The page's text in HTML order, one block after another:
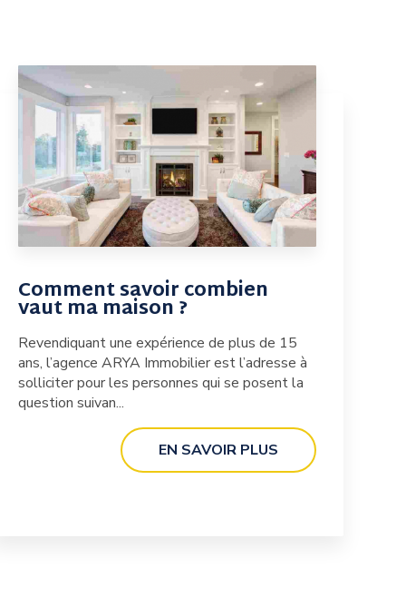
Comment savoir combien
vaut ma maison ?
Revendiquant une expérience de plus de 15
ans, l’agence ARYA Immobilier est l’adresse à
solliciter pour les personnes qui se posent la
question suivan...
EN SAVOIR PLUS